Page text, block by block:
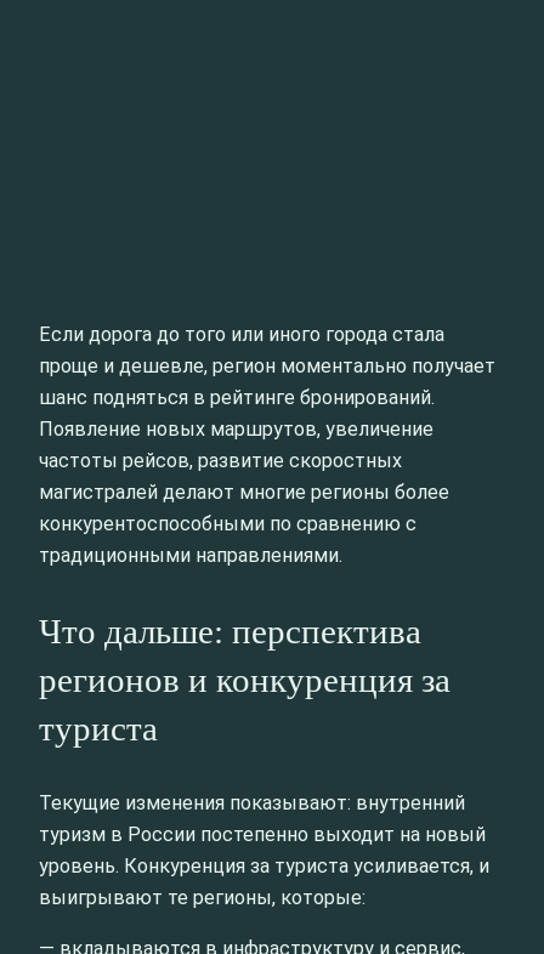
Если дорога до того или иного города стала
проще и дешевле, регион моментально получает
шанс подняться в рейтинге бронирований.
Появление новых маршрутов, увеличение
частоты рейсов, развитие скоростных
магистралей делают многие регионы более
конкурентоспособными по сравнению с
традиционными направлениями.
Что дальше: перспектива
регионов и конкуренция за
туриста
Текущие изменения показывают: внутренний
туризм в России постепенно выходит на новый
уровень. Конкуренция за туриста усиливается, и
выигрывают те регионы, которые:
— вкладываются в инфраструктуру и сервис,